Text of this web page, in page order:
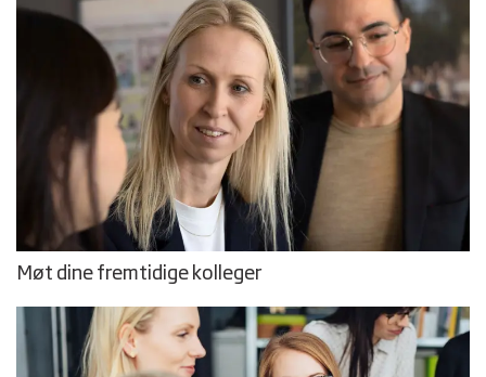
Møt dine fremtidige kolleger